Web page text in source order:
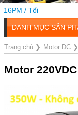
/ Tối
DANH MỤC SẢN
Trang chủ❯ Motor DC❯
Motor